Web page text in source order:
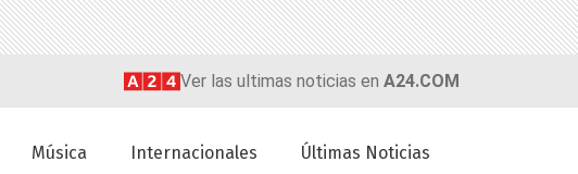
Ver las ultimas noticias en A24.COM
Música Internacionales Últimas Noticias